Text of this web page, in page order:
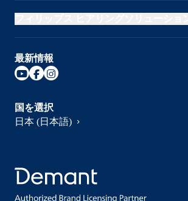
最新情報
国を選択
日本 (日本語)